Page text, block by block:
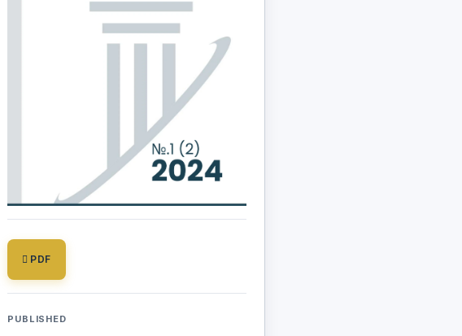
PDF
PUBLISHED